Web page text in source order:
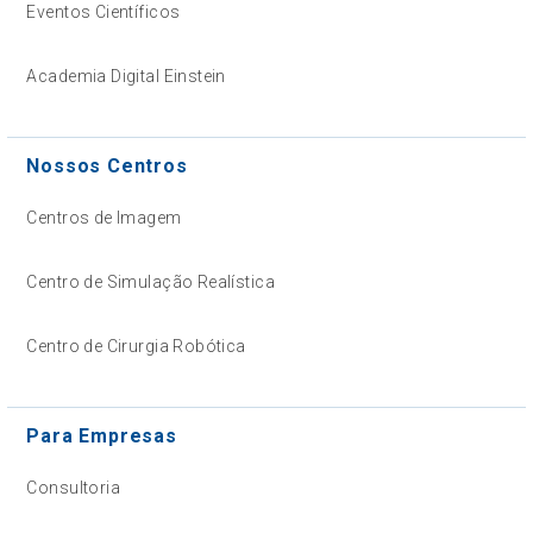
Eventos Científicos
Academia Digital Einstein
Nossos Centros
Centros de Imagem
Centro de Simulação Realística
Centro de Cirurgia Robótica
Para Empresas
Consultoria